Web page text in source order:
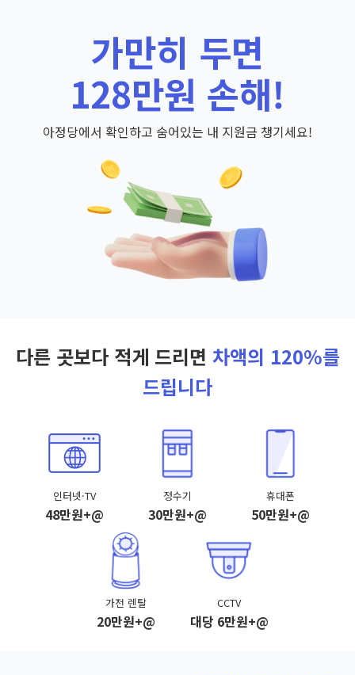
가만히 두면
128만원 손해!
아정당에서 확인하고 숨어있는 내 지원금 챙기세요!
다른 곳보다 적게 드리면 차액의 120%를
드립니다
인터넷·TV
48만원+@
정수기
30만원+@
휴대폰
50만원+@
가전 렌탈
20만원+@
CCTV
대당 6만원+@